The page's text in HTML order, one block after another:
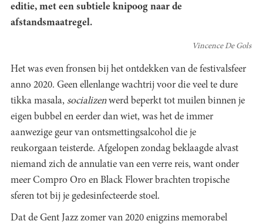
editie, met een subtiele knipoog naar de
afstandsmaatregel.
Vincence De Gols
Het was even fronsen bij het ontdekken van de festivalsfeer
anno 2020. Geen ellenlange wachtrij voor die veel te dure
tikka masala, socializenwerd beperkt tot muilen binnen je
eigen bubbel en eerder dan wiet, was het de immer
aanwezige geur van ontsmettingsalcohol die je
reukorgaan teisterde. Afgelopen zondag beklaagde alvast
niemand zich de annulatie van een verre reis, want onder
meer Compro Oro en Black Flower brachten tropische
sferen tot bij je gedesinfecteerde stoel.
Dat de Gent Jazz zomer van 2020 enigzins memorabel